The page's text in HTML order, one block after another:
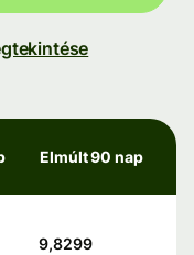
Elmúlt 90 nap
9,8299